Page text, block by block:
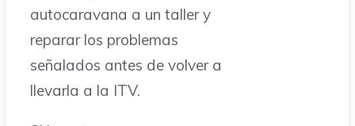
autocaravana a un taller y
reparar los problemas
señalados antes de volver a
llevarla a la ITV.